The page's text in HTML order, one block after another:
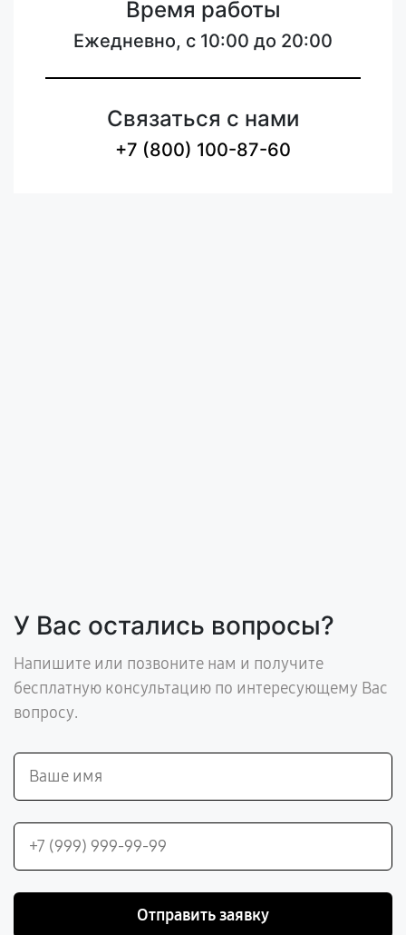
Время работы
Ежедневно, с 10:00 до 20:00
Связаться с нами
+7 (800) 100-87-60
У Вас остались вопросы?
Напишите или позвоните нам и получите
бесплатную консультацию по интересующему Вас
вопросу.
Отправить заявку